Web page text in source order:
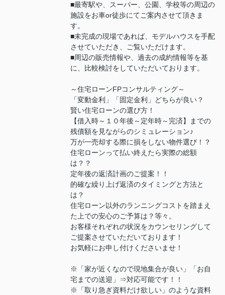
■最寄駅や、スーパー、公園、学校等の周辺の
施設をお車or徒歩にてご案内させて頂きま
す。
■未完成の現場であれば、モデルハウスを手配
させていただき、ご覧いただけます。
■周辺の販売情報や、過去の成約情報等を基
に、比較検討をしていただいております。
～住宅ローンFPコンサルティング～
「変動金利」「固定金利」どちらが良い？
賢い住宅ローンの選び方！
【借入時～１０年後～定年時～完済】までの
残債額を見ながらのシミュレーション♪
万が一売却する際に損をしない物件選び！？
住宅ローンって払い終えたら実際の総額
は？？
定年後の返済計画のご提案！！
的確な繰り上げ返済のタイミングと方法と
は？
住宅ローン以外のランニングコストを踏まえ
た上での安心のご予算は？等々。
お客様それぞれの状況をカウンセリングして
ご提案させていただいております！
お気軽にお申し付けくださいませ！
※「家が近くなので現地集合が良い」「お自
宅までの送迎」⇒対応可能です！！
※「取り急ぎ資料だけ欲しい」のような資料